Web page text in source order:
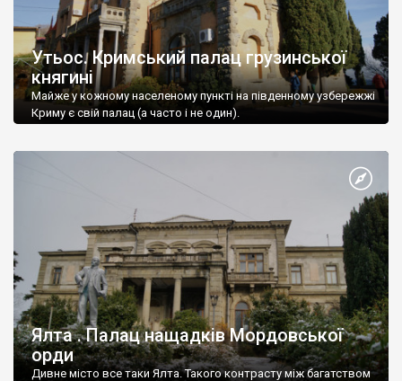
Утьос. Кримський палац грузинської
княгині
Майже у кожному населеному пункті на південному узбережжі
Криму є свій палац (а часто і не один).
Ялта . Палац нащадків Мордовської
орди
Дивне місто все таки Ялта. Такого контрасту між багатством